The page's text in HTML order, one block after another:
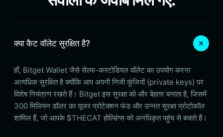
क्या कैट वॉलेट सुरक्षित है?
हाँ, Bitget Wallet जैसे सेल्फ-कस्टोडियल वॉलेट का उपयोग करना
अत्यधिक सुरक्षित है क्योंकि आप अपनी निजी कुंजियों (private keys) पर
विशेष नियंत्रण रखते हैं। Bitget इस सुरक्षा को और बेहतर बनाता है, जिसमें
300 मिलियन डॉलर का यूजर प्रोटेक्शन फंड और उन्नत सुरक्षा प्रोटोकॉल
शामिल हैं, जो आपके $THECAT होल्डिंग्स को अनधिकृत पहुंच से बचाते हैं।